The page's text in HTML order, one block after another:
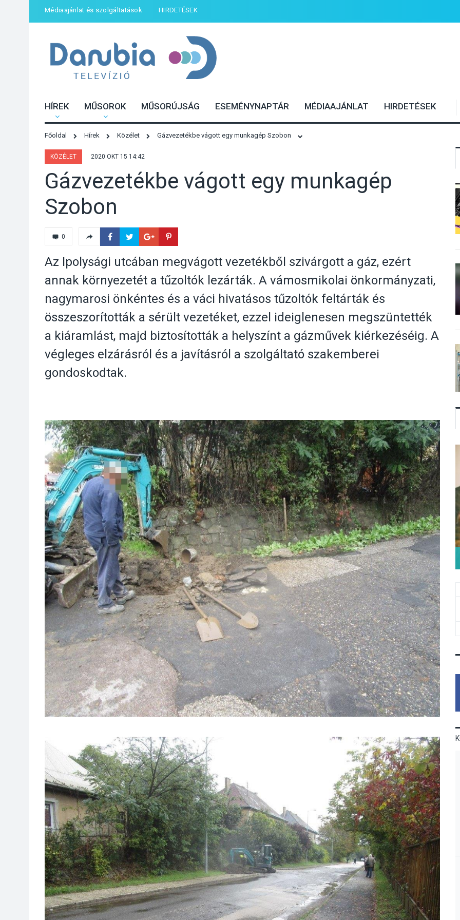
Médiaajánlat és szolgáltatások HIRDETÉSEK
HÍREK MŰSOROK MŰSORÚJSÁG ESEMÉNYNAPTÁR MÉDIAAJÁNLAT HIRDETÉSEK
Főoldal Hírek Közélet Gázvezetékbe vágott egy munkagép Szobon
KÖZÉLET 2020 OKT 15 14:42
Gázvezetékbe vágott egy munkagép
Szobon
0
Az Ipolysági utcában megvágott vezetékből szivárgott a gáz, ezért
annak környezetét a tűzoltók lezárták. A vámosmikolai önkormányzati,
nagymarosi önkéntes és a váci hivatásos tűzoltók feltárták és
összeszorították a sérült vezetéket, ezzel ideiglenesen megszüntették
a kiáramlást, majd biztosították a helyszínt a gázművek kiérkezéséig. A
végleges elzárásról és a javításról a szolgáltató szakemberei
gondoskodtak.